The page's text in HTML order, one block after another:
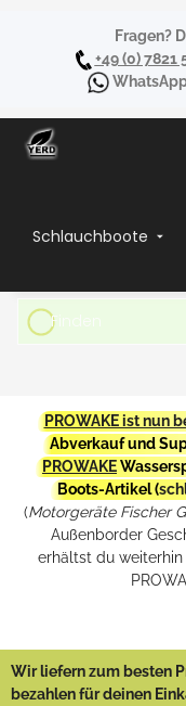
Fragen?
+49 (0) 7821
Schlauchboote
PROWAKE ist nun
Abverkauf und
PROWAKE
Boots-Artikel (
(Motorgeräte Fischer
Außenborder
erhältst du
Wir liefern zum besten
bezahlen für deinen